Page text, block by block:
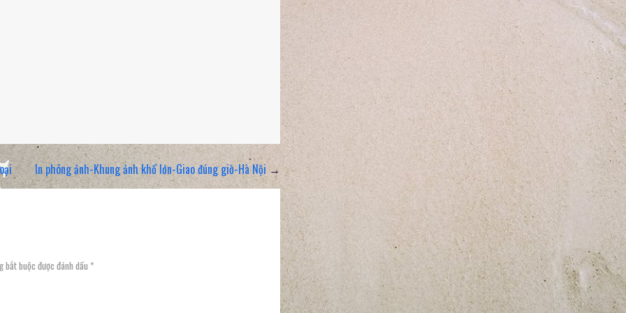
In phóng ảnh-Khung ảnh khổ lớn-Giao đúng giờ-Hà Nội→
bắt buộc được đánh dấu *